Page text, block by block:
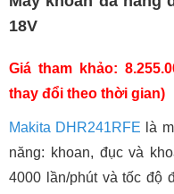
18V
Giá tham khảo:
thay đổi theo thời gian)
Makita DHR241RFE là
năng: khoan, đục và
4000 lần/phút và tốc độ